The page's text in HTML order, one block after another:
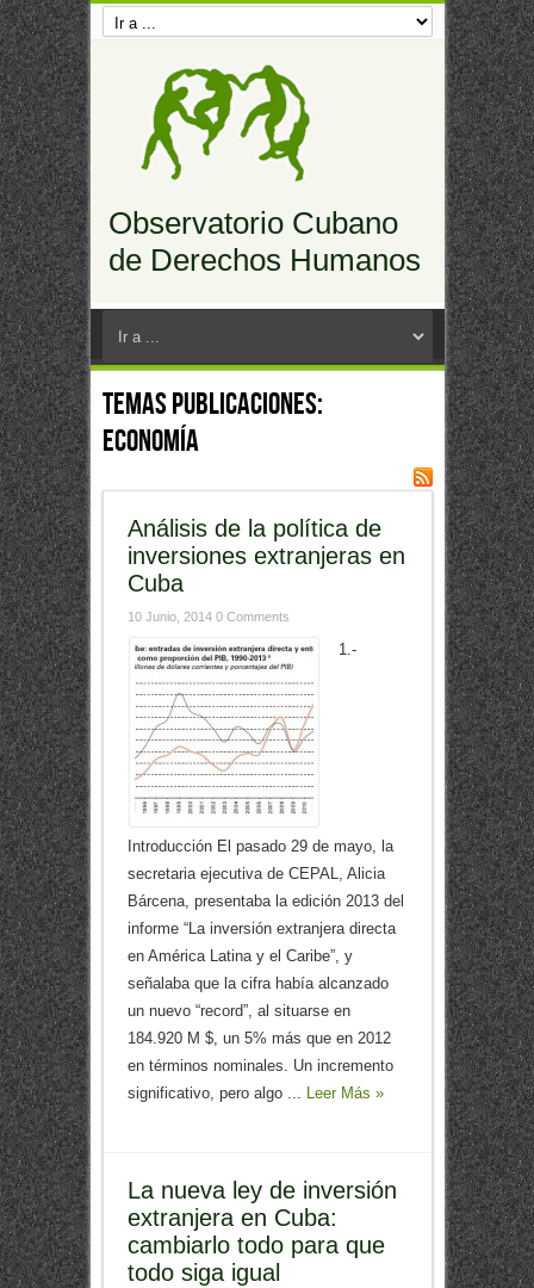
Observatorio Cubano
de Derechos Humanos
Temas Publicaciones:
economía
Análisis de la política de
inversiones extranjeras en
Cuba
10 Junio, 2014 0 Comments
1.-
Introducción El pasado 29 de mayo, la
secretaria ejecutiva de CEPAL, Alicia
Bárcena, presentaba la edición 2013 del
informe “La inversión extranjera directa
en América Latina y el Caribe”, y
señalaba que la cifra había alcanzado
un nuevo “record”, al situarse en
184.920 M $, un 5% más que en 2012
en términos nominales. Un incremento
significativo, pero algo ... Leer Más »
La nueva ley de inversión
extranjera en Cuba:
cambiarlo todo para que
todo siga igual